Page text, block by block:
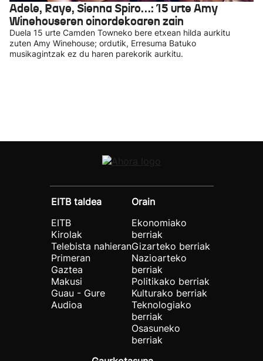
Adele, Raye, Sienna Spiro…: 15 urte Amy
Winehouseren oinordekoaren zain
Duela 15 urte Camden Towneko bere etxean hilda aurkitu
zuten Amy Winehouse; ordutik, Erresuma Batuko
musikagintzak ez du haren parekorik aurkitu.
EITB taldea
EITB
Kirolak
Telebista nahieran
Primeran
Gaztea
Makusi
Guau - Gure
Audioa
Orain
Ekonomiako
berriak
Gizarteko berriak
Nazioarteko
berriak
Politikako berriak
Kulturako berriak
Teknologiako
berriak
Osasuneko
berriak